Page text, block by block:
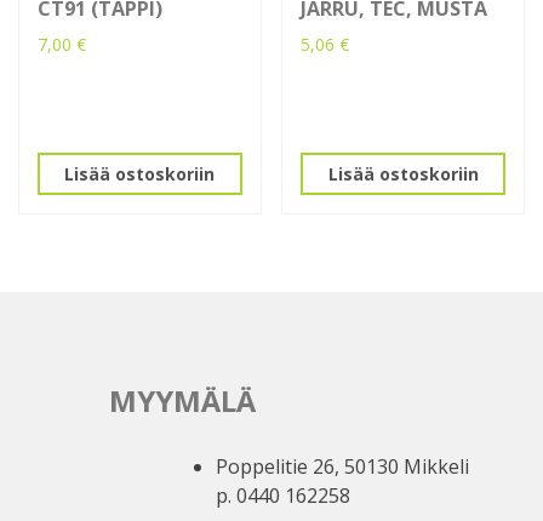
CT91 (TAPPI)
7,00 €
Lisää ostoskoriin
JARRU, TEC, MUSTA
5,06€
Lisää ostoskoriin
MYYMÄLÄ
Poppelitie 26, 50130 Mikkeli
p. 0440 162258